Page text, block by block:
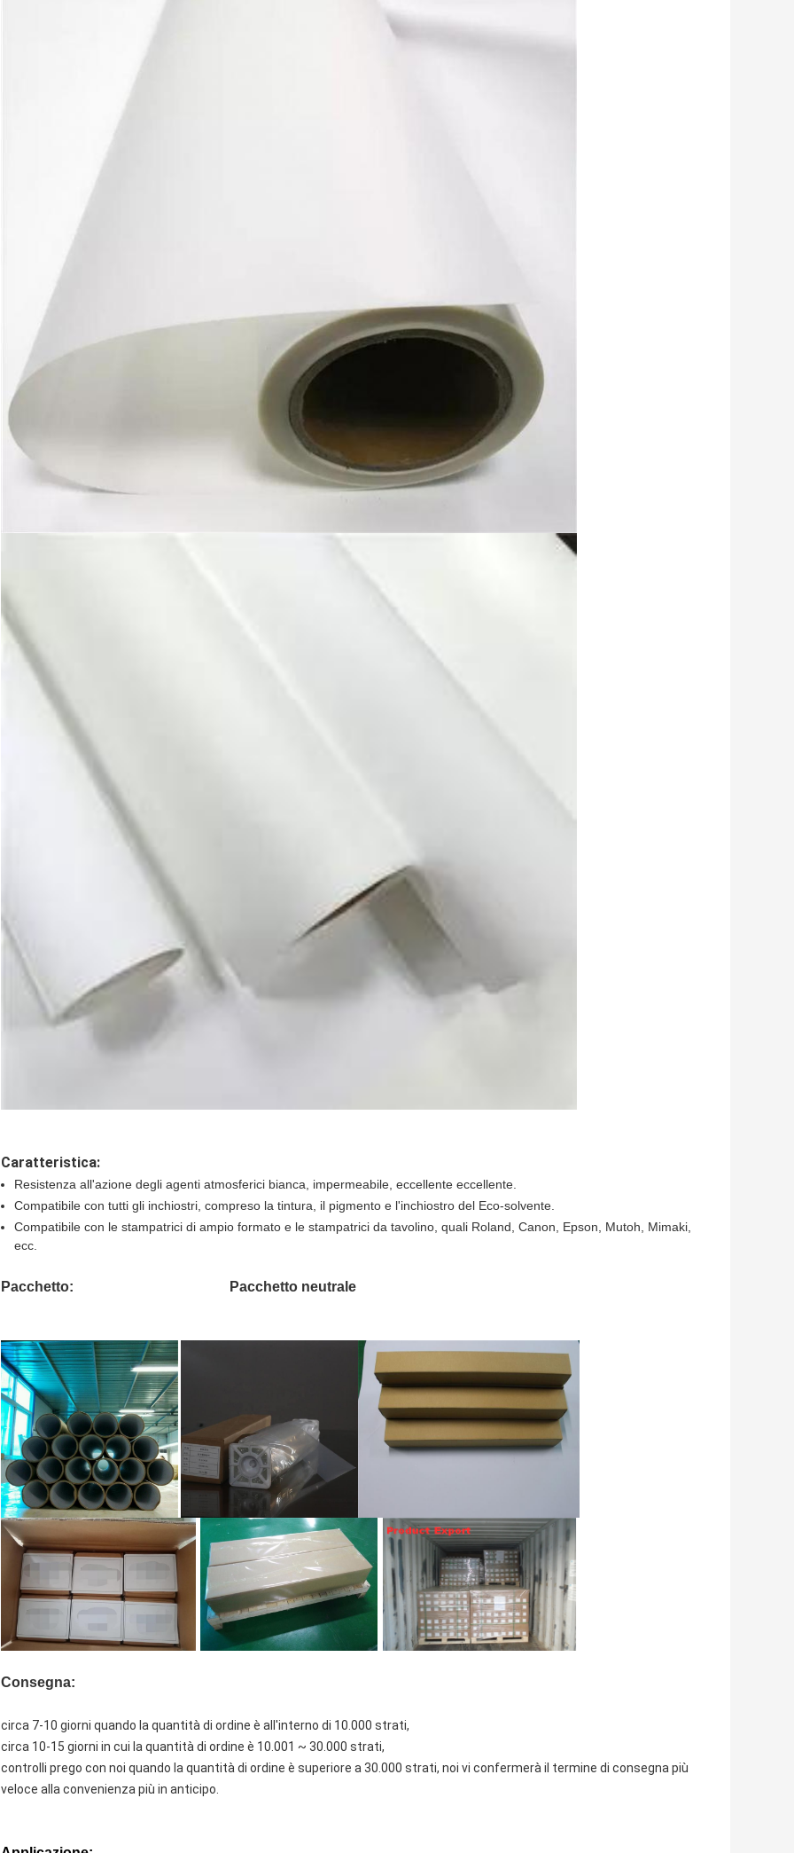
Caratteristica:
Resistenza all'azione degli agenti atmosferici bianca, impermeabile, eccellente eccellente.
Compatibile con tutti gli inchiostri, compreso la tintura, il pigmento e l'inchiostro del Eco-solvente.
Compatibile con le stampatrici di ampio formato e le stampatrici da tavolino, quali Roland, Canon, Epson, Mutoh, Mimaki,
ecc.
Pacchetto: Pacchetto neutrale
Consegna:
circa 7-10 giorni quando la quantità di ordine è all'interno di 10.000 strati,
circa 10-15 giorni in cui la quantità di ordine è 10.001 ~ 30.000 strati,
controlli prego con noi quando la quantità di ordine è superiore a 30.000 strati, noi vi confermerà il termine di consegna più
veloce alla convenienza più in anticipo.